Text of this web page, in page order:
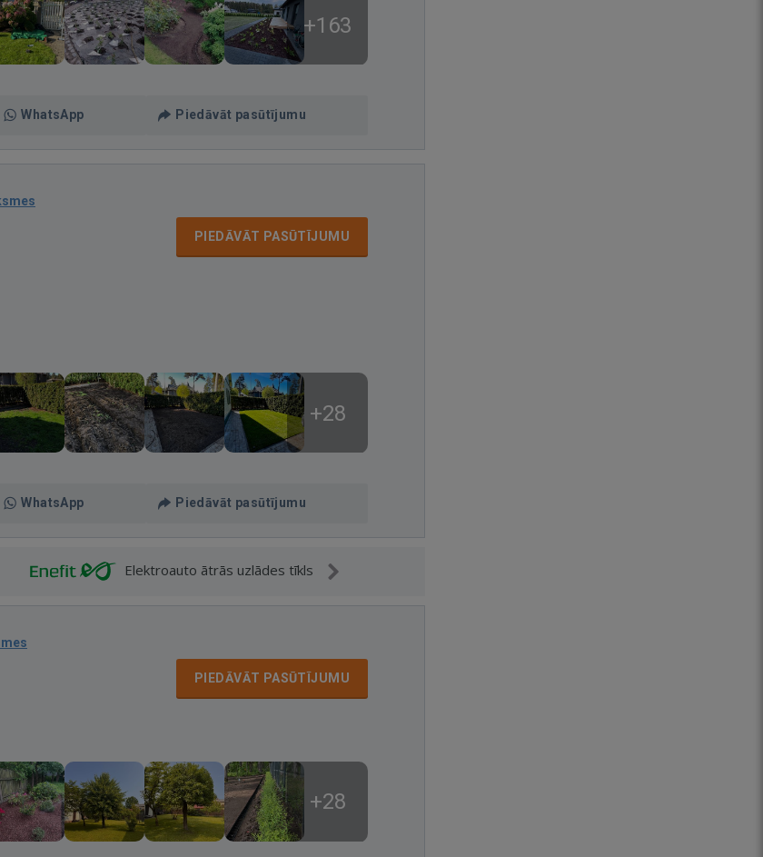
+163
WhatsApp Piedāvāt pasūtījumu
PIEDĀVĀT PASŪTĪJUMU
+28
WhatsApp Piedāvāt pasūtījumu
Elektroauto ātrās uzlādes tīkls
PIEDĀVĀT PASŪTĪJUMU
+28